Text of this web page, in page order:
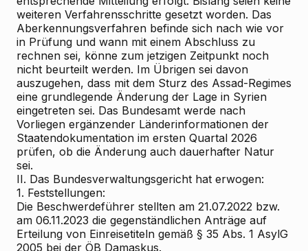
weiteren Verfahrensschritte gesetzt worden. Das
Aberkennungsverfahren befinde sich nach wie vor
in Prüfung und wann mit einem Abschluss zu
rechnen sei, könne zum jetzigen Zeitpunkt noch
nicht beurteilt werden. Im Übrigen sei davon
auszugehen, dass mit dem Sturz des Assad-Regimes
eine grundlegende Änderung der Lage in Syrien
eingetreten sei. Das Bundesamt werde nach
Vorliegen ergänzender Länderinformationen der
Staatendokumentation im ersten Quartal 2026
prüfen, ob die Änderung auch dauerhafter Natur
sei.
II. Das Bundesverwaltungsgericht hat erwogen:
1. Feststellungen:
Die Beschwerdeführer stellten am 21.07.2022 bzw.
am 06.11.2023 die gegenständlichen Anträge auf
Erteilung von Einreisetiteln gemäß § 35 Abs. 1 AsylG
2005 bei der ÖB Damaskus.